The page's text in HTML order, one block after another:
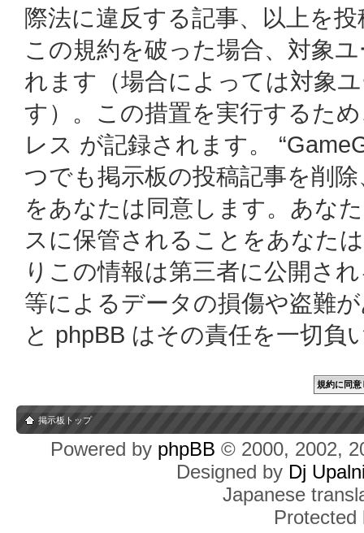
際法に違反する記事、以上を
この規約を破った場合、対象
れます（場合によっては対象
す）。この措置を実行するた
レス が記録されます。
つでも掲示板の投稿記事を削
をあなたは同意します。あな
スに保管されることをあなた
りこの情報は第三者に公開さ
等によるデータの損傷や盗難
と phpBB はその責任を一切負
掲示板トップ
Powered by phpBB © 2000, 2002,
Designed by Dj
Japanese